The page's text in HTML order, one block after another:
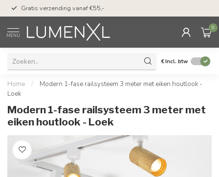
Gratis verzending vanaf €55,-
MENU
0
€Incl. btw
Home /
Modern 1-fase railsysteem 3 meter met eiken houtlook -
Loek
Modern 1-fase railsysteem 3 meter met
eiken houtlook - Loek